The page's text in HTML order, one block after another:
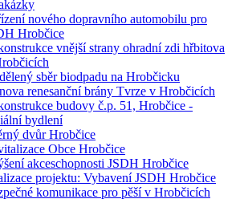
nového dopravního automobilu pro
Hrobčice
vnější strany ohradní zdi hřbitova
sběr biodpadu na Hrobčicku
renesanční brány Tvrze v Hrobčicích
budovy č.p. 51, Hrobčice -
bydlení
dvůr Hrobčice
Obce Hrobčice
akceschopnosti JSDH Hrobčice
projektu: Vybavení JSDH Hrobčice
komunikace pro pěší v Hrobčicích